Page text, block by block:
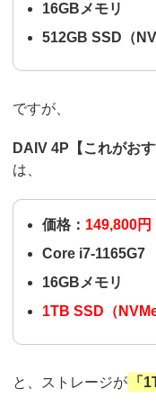
16GBメモリ
512GB SSD（
ですが、
DAIV 4P【これがお
は、
価格： 149,800円
Core i7-1165G7
16GBメモリ
1TB SSD（
と、ストレージが 「